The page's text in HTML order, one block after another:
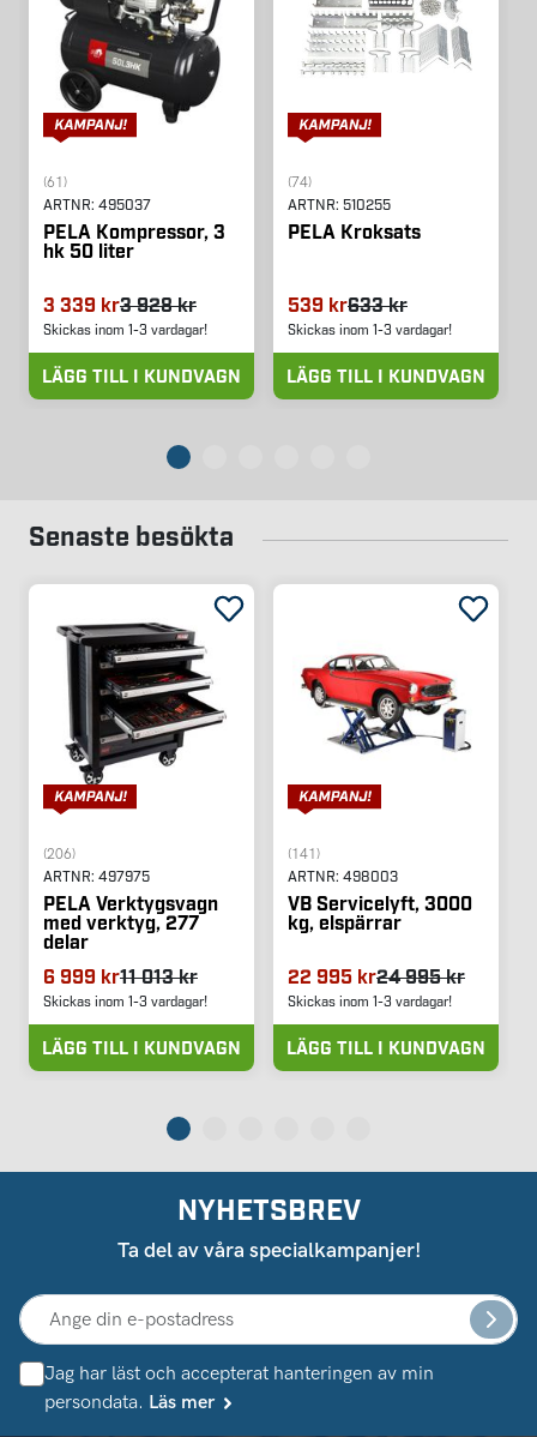
(61)
ARTNR: 495037
PELA Kompressor, 3
hk 50 liter
3 339 kr3 928 kr
Skickas inom 1-3 vardagar!
LÄGG TILL I KUNDVAGN
(74)
ARTNR: 510255
PELA Kroksats
539 kr633 kr
Skickas inom 1-3 vardagar!
LÄGG TILL I KUNDVAGN
Senaste besökta
(206)
ARTNR: 497975
PELA Verktygsvagn
med verktyg, 277
delar
6 999 kr11 013 kr
Skickas inom 1-3 vardagar!
LÄGG TILL I KUNDVAGN
(141)
ARTNR: 498003
VB Servicelyft, 3000
kg, elspärrar
22 995 kr24 995 kr
Skickas inom 1-3 vardagar!
LÄGG TILL I KUNDVAGN
NYHETSBREV
Ta del av våra specialkampanjer!
Jag har läst och accepterat hanteringen av min
persondata. Läs mer